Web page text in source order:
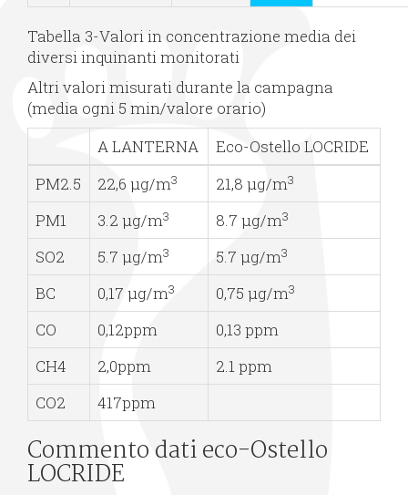
Tabella 3-Valori in concentrazione media dei
diversi inquinanti monitorati
Altri valori misurati durante la campagna
(media ogni 5 min/valore orario)
A LANTERNA
Eco-Ostello LOCRIDE
PM2.5
22,6 µg/m3 21,8 µg/m3
PM1 3.2 µg/m3 8.7 µg/m3
SO2 5.7 µg/m3 5.7 µg/m3
BC 0,17 µg/m3 0,75 µg/m3
CO 0,12ppm
0,13 ppm
CH4
2,0ppm
2.1 ppm
CO2
417ppm
Commento dati eco-Ostello
LOCRIDE